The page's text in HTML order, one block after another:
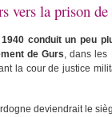
vers la prison
conduit un peu
de Gurs, dans les
la cour de justice
deviendrait le